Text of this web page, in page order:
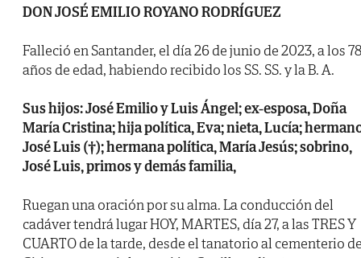
DON JOSÉ EMILIO ROYANO RODRÍGUEZ
Falleció en Santander, el día 26 de junio de 2023, a los 78
años de edad, habiendo recibido los SS. SS. y la B. A.
Sus hijos: José Emilio y Luis Ángel; ex-esposa, Doña
María Cristina; hija política, Eva; nieta, Lucía;
José Luis (†); hermana política, María Jesús; sobrino,
José Luis, primos y demás familia,
Ruegan una oración por su alma. La conducción del
cadáver tendrá lugar HOY, MARTES, día 27, a las TRES Y
CUARTO de la tarde, desde el tanatorio al cementerio